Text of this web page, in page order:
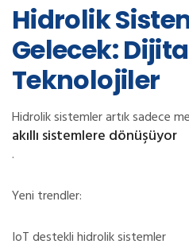
Hidrolik
Gelecek:
Teknolojiler
Hidrolik sistemler artık sadece
akıllı sistemlere dönüşüyor
.
Yeni trendler:
IoT destekli hidrolik sistemler